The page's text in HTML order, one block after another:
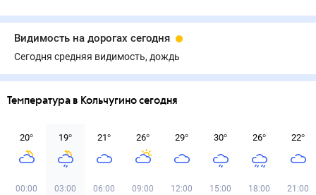
Видимость на дорогах сегодня
Сегодня средняя видимость, дождь
Температура в Кольчугино сегодня
20°
00:00
19°
03:00
21°
06:00
26°
09:00
29°
12:00
30°
15:00
26°
18:00
22°
21:00